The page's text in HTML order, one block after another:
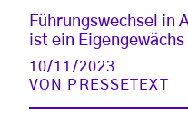
Führungswechsel in
ist ein
10/11/2023
VON
PRESSETEXT